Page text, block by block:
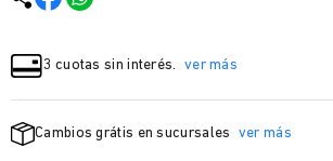
3 cuotas sin interés. ver más
Cambios grátis en sucursales ver más